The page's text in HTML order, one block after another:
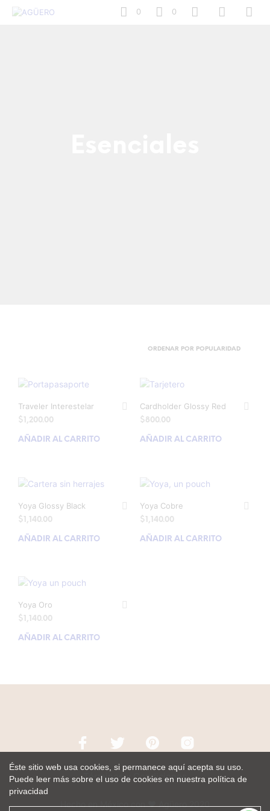
0 0
Traveler Interestelar
$ 1,200.00
AÑADIR AL CARRITO
Cardholder Glossy Red
$800.00
AÑADIR AL CARRITO
Yoya Glossy Black
$ 1,140.00
AÑADIR AL CARRITO
Yoya Cobre
$ 1,140.00
AÑADIR AL CARRITO
Yoya Oro
$ 1,140.00
AÑADIR AL CARRITO
Términos y Condiciones
Hecho en México con ♥ Agüero 2020
Éste sitio web usa cookies, si permanece aquí acepta su uso.
Puede leer más sobre el uso de cookies en nuestra política de
privacidad